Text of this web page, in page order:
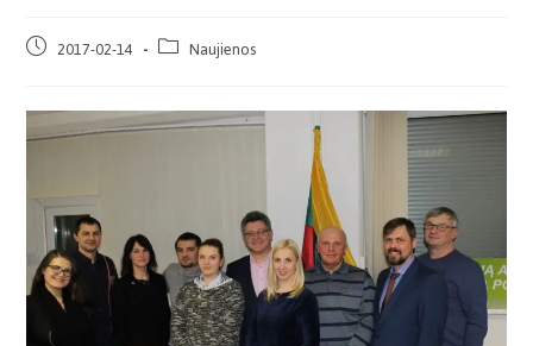
2017-02-14 Naujienos